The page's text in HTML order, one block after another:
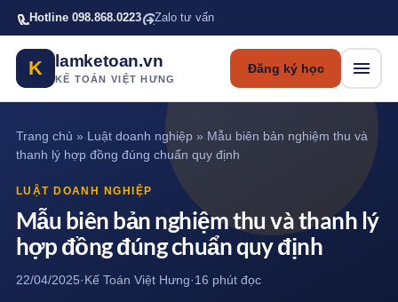
Bỏ qua tới nội dung chính
Hotline 098.868.0223 Zalo tư vấn
K lamketoan.vn
KẾ TOÁN VIỆT HƯNG
Đăng ký học
Trang chủ » Luật doanh nghiệp» Mẫu biên bản nghiệm thu và
thanh lý hợp đồng đúng chuẩn quy định
LUẬT DOANH NGHIỆP
Mẫu biên bản nghiệm thu và thanh lý
hợp đồng đúng chuẩn quy định
22/04/2025·Kế Toán Việt Hưng·16 phút đọc